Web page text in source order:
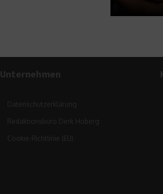
Unternehmen
Datenschutzerklärung
Redaktionsbüro Derk Hoberg
Cookie-Richtlinie (EU)